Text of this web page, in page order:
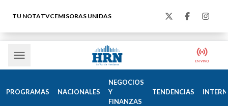
TU NOTATVCEMISORAS UNIDAS
PROGRAMAS NACIONALES
NEGOCIOS
Y
FINANZAS
TENDENCIAS